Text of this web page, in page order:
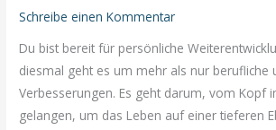
Du
die
Fülle
kommen
willst
Schreibe einen Kommentar
Du bist bereit für persönliche
diesmal geht es um mehr als nur berufliche
Verbesserungen. Es geht darum, vom Kopf
gelangen, um das Leben auf einer tieferen